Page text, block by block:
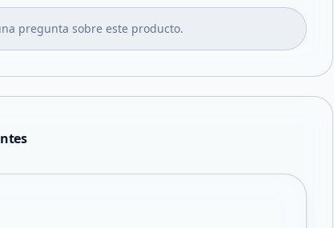
pregunta sobre este producto.